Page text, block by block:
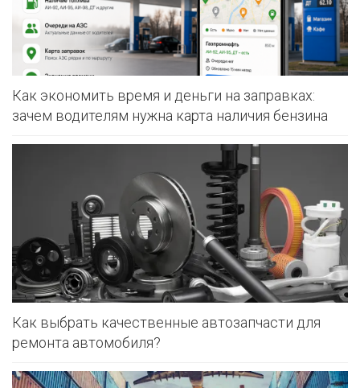
Как экономить время и деньги на заправках:
зачем водителям нужна карта наличия бензина
Как выбрать качественные автозапчасти для
ремонта автомобиля?